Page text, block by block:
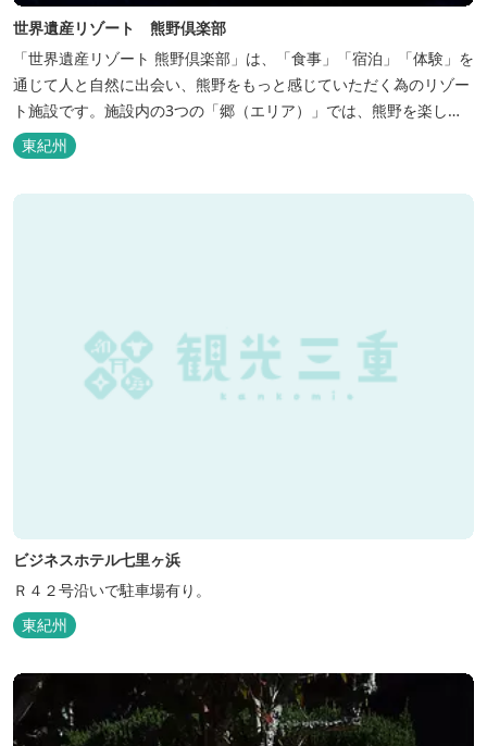
世界遺産リゾート 熊野倶楽部
「世界遺産リゾート 熊野倶楽部」は、「食事」「宿泊」「体験」を
通じて人と自然に出会い、熊野をもっと感じていただく為のリゾー
ト施設です。施設内の3つの「郷（エリア）」では、熊野を楽しむ
為の多彩なイベンを開催。施設内のいたるところに、熊野灘の青い
海や雄大な夕日の大パノラマ等、大自然を感じていただけるよう設
東紀州
ビジネスホテル七里ヶ浜
Ｒ４２号沿いで駐車場有り。
東紀州